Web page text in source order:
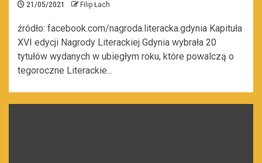
21/05/2021 Filip Łach
źródło: facebook.com/nagroda.literacka.gdynia Kapituła
XVI edycji Nagrody Literackiej Gdynia wybrała 20
tytułów wydanych w ubiegłym roku, które powalczą o
tegoroczne Literackie...